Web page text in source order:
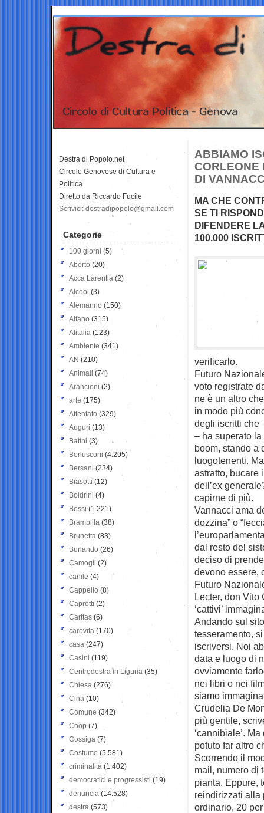
ABBIAMO
CORLEONE
DI
MA CHE
SE TI
DIFENDERE
100.000
verificarlo.
Futuro
voto registrate
ne è un altro
in modo più
degli iscritti che
– ha superato
boom, stando a
luogotenenti.
astratto, bucare
dell’ex
capirne di più.
Vannacci ama
dozzina” o
dal resto del
deciso di
devono essere,
Futuro
Lecter, don Vito
‘cattivi’
Andando sul
tesseramento,
iscriversi. Noi
data e luogo di
ovviamente
nei libri o nei
siamo
Crudelia De
più gentile,
‘cannibiale’.
potuto far altro
Scorrendo il
mail, numero di
pianta. Eppure,
reindirizzati alla
ordinario, 20
Destra di Popolo.net
Circolo Genovese di Cultura e
Politica
Diretto da Riccardo Fucile
Scrivici: destradipopolo@gmail.com
Categorie
100 giorni (5)
Aborto (20)
Acca Larentia (2)
Alcool (3)
Alemanno (150)
Alfano (315)
Alitalia (123)
Ambiente (341)
AN (210)
Animali (74)
Arancioni (2)
arte (175)
Attentato (329)
Auguri (13)
Batini (3)
Berlusconi (4.295)
Bersani (234)
Biasotti (12)
Boldrini (4)
Bossi (1.221)
Brambilla (38)
Brunetta (83)
Burlando (26)
Camogli (2)
canile (4)
Cappello (8)
Caprotti (2)
Caritas (6)
carovita (170)
casa (247)
Casini (119)
Centrodestra in Liguria (35)
Chiesa (276)
Cina (10)
Comune (342)
Coop (7)
Cossiga (7)
Costume (5.581)
criminalità (1.402)
democratici e progressisti (19)
denuncia (14.528)
destra (573)